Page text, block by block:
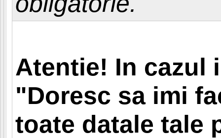
Atentie! In cazul
"Doresc sa imi
toate datale tale